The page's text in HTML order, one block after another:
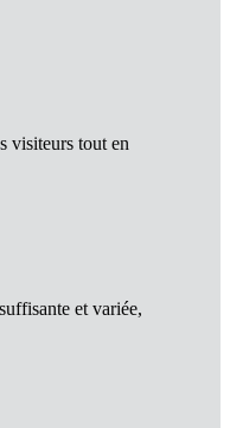
visiteurs tout en
et variée,